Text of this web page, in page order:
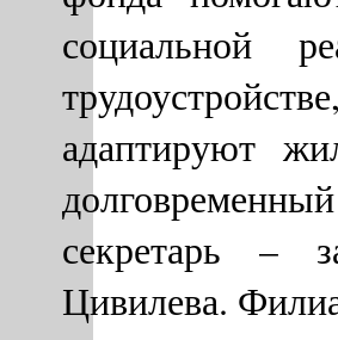
социальной
адаптируют
секретарь –
Цивилева.